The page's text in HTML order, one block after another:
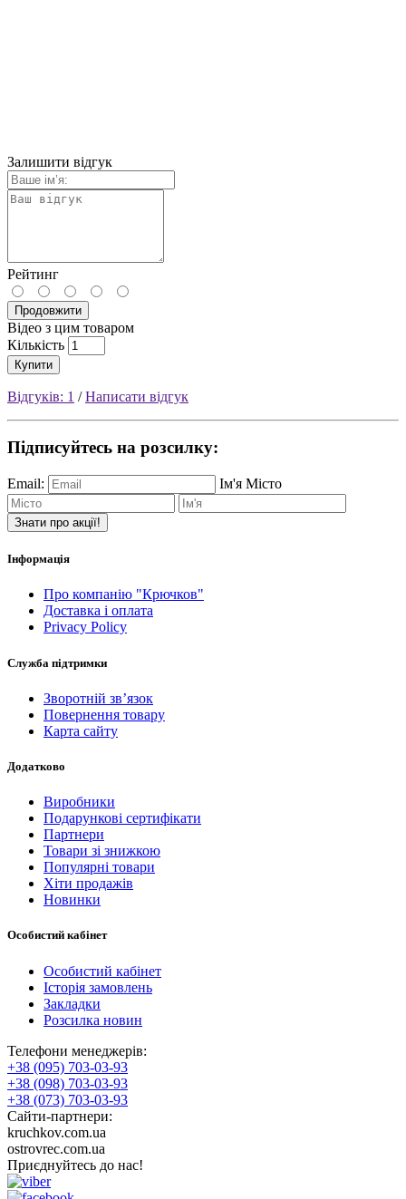
Залишити відгук
Рейтинг
Продовжити
Відео з цим товаром
Кількість
Купити
Відгуків: 1 /Написати відгук
Підписуйтесь на розсилку:
Email: Ім'я Місто
Знати про акції!
Інформація
Про компанію "Крючков"
Доставка і оплата
Privacy Policy
Служба підтримки
Зворотній зв’язок
Повернення товару
Карта сайту
Додатково
Виробники
Подарункові сертифікати
Партнери
Товари зі знижкою
Популярні товари
Хіти продажів
Новинки
Особистий кабінет
Особистий кабінет
Історія замовлень
Закладки
Розсилка новин
Телефони менеджерів:
+38 (095) 703-03-93
+38 (098) 703-03-93
+38 (073) 703-03-93
Сайти-партнери:
kruchkov.com.ua
ostrovrec.com.ua
Приєднуйтесь до нас!